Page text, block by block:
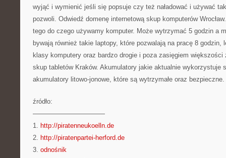
wyjąć i wymienić jeśli się popsuje czy też naładować i używać
pozwoli. Odwiedź domenę internetową skup komputerów
tego do czego używamy komputer. Może wytrzymać 5 godzin a
bywają również takie laptopy, które pozwalają na pracę 8
klasy komputery oraz bardzo drogie i poza zasięgiem
skup tabletów Kraków. Akumulatory jakie aktualnie wykorzystuje
akumulatory litowo-jonowe, które są wytrzymałe oraz bezpieczne.
źródło:
———————————
1. http://piratenneukoelln.de
2. http://piratenpartei-herford.de
3. odnośnik